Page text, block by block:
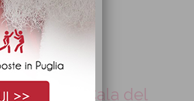
GRATIS
su Cala del